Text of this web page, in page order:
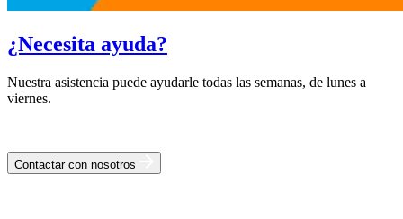
¿Necesita ayuda?
Nuestra asistencia puede ayudarle todas las semanas, de lunes a
viernes.
Contactar con nosotros